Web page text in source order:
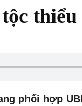
thiểu
phối hợp